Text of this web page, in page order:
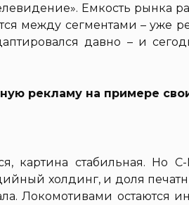
Емкость рынка
между сегментами – уже
давно – и
рекламу на примере
картина стабильная. Но
холдинг, и доля
Локомотивами остаются